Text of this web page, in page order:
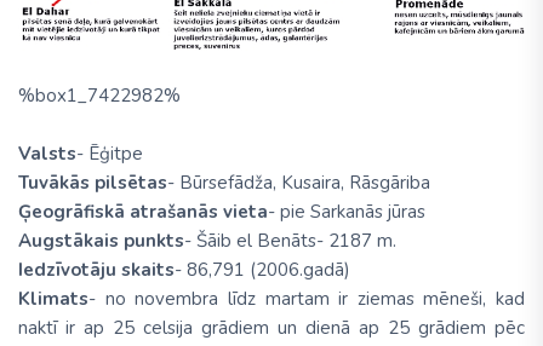
%box1_7422982%
Valsts- Ēģitpe
Tuvākās pilsētas- Būrsefādža, Kusaira, Rāsgāriba
Ģeogrāfiskā atrašanās vieta- pie Sarkanās jūras
Augstākais punkts- Šāib el Benāts- 2187 m.
Iedzīvotāju skaits- 86,791 (2006.gadā)
Klimats- no novembra līdz martam ir ziemas mēneši, kad
naktī ir ap 25 celsija grādiem un dienā ap 25 grādiem pēc